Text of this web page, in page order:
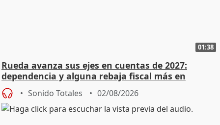
01:38
Rueda avanza sus ejes en cuentas de 2027:
dependencia y alguna rebaja fiscal más en
vivienda
Sonido Totales 02/08/2026